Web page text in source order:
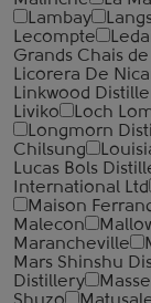
Lambay
Lecompte
Grands Chais
Licorera De
Linkwood
Liviko
Loch
Longmorn
Chilsung
Lucas Bols
International Ltd
Maison
Malecon
Marancheville
Mars Shinshu
Distillery